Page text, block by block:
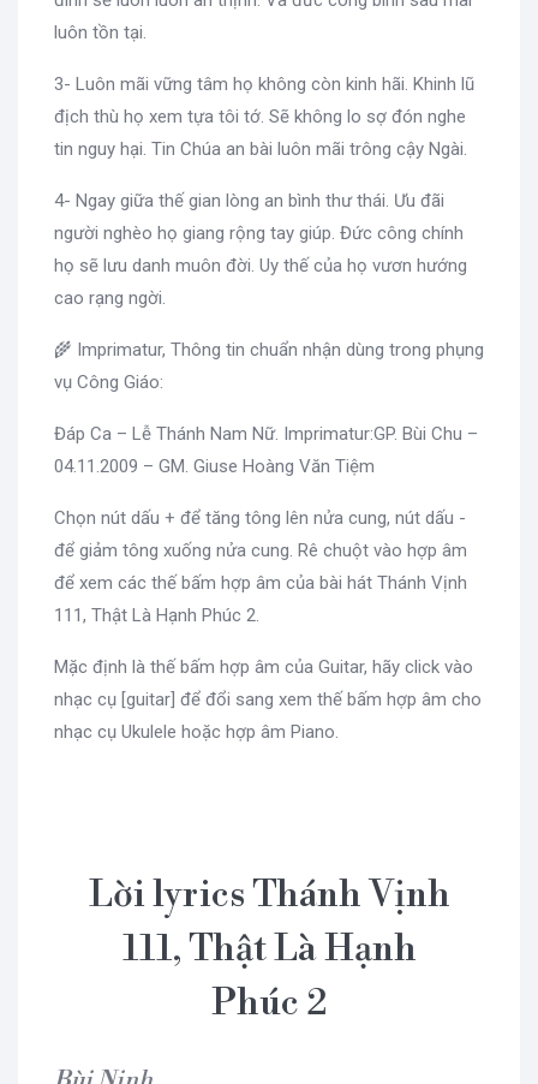
luôn tồn tại.
3- Luôn mãi vững tâm họ không còn kinh hãi. Khinh lũ
địch thù họ xem tựa tôi tớ. Sẽ không lo sợ đón nghe
tin nguy hại. Tin Chúa an bài luôn mãi trông cậy Ngài.
4- Ngay giữa thế gian lòng an bình thư thái. Ưu đãi
người nghèo họ giang rộng tay giúp. Đức công chính
họ sẽ lưu danh muôn đời. Uy thế của họ vươn hướng
cao rạng ngời.
🌾 Imprimatur, Thông tin chuẩn nhận dùng trong phụng
vụ Công Giáo:
Đáp Ca – Lễ Thánh Nam Nữ. Imprimatur:GP. Bùi Chu –
04.11.2009 – GM. Giuse Hoàng Văn Tiệm
Chọn nút dấu + để tăng tông lên nửa cung, nút dấu -
để giảm tông xuống nửa cung. Rê chuột vào hợp âm
để xem các thế bấm hợp âm của bài hát Thánh Vịnh
111, Thật Là Hạnh Phúc 2.
Mặc định là thế bấm hợp âm của Guitar, hãy click vào
nhạc cụ [guitar] để đổi sang xem thế bấm hợp âm cho
nhạc cụ Ukulele hoặc hợp âm Piano.
Lời lyrics Thánh Vịnh
111, Thật Là Hạnh
Phúc 2